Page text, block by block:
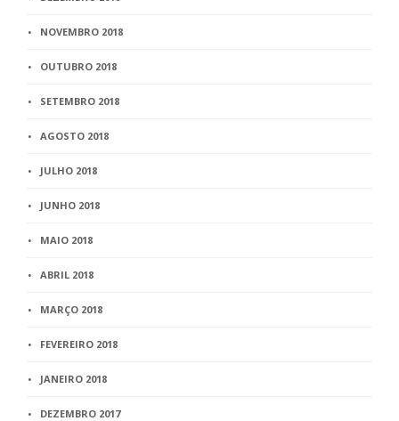
NOVEMBRO 2018
OUTUBRO 2018
SETEMBRO 2018
AGOSTO 2018
JULHO 2018
JUNHO 2018
MAIO 2018
ABRIL 2018
MARÇO 2018
FEVEREIRO 2018
JANEIRO 2018
DEZEMBRO 2017